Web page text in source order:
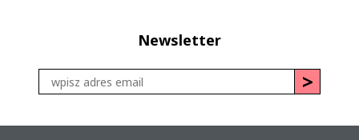
Newsletter